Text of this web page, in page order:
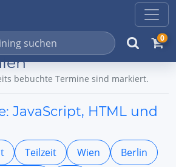
0
bebuchte Termine sind markiert.
JavaScript, HTML und
Teilzeit Wien
Berlin